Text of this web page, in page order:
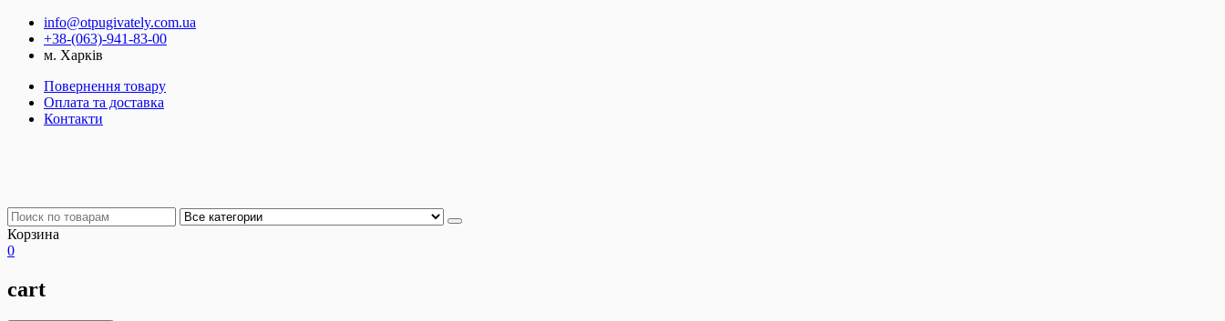
info@otpugivately.com.ua
+38-(063)-941-83-00
м. Харків
Повернення товару
Оплата та доставка
Контакти
Корзина
0
cart